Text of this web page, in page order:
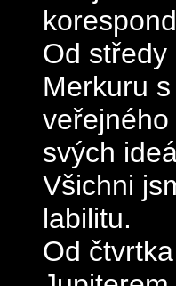
Od
Merkuru
svých
Všichni
labilitu.
Od